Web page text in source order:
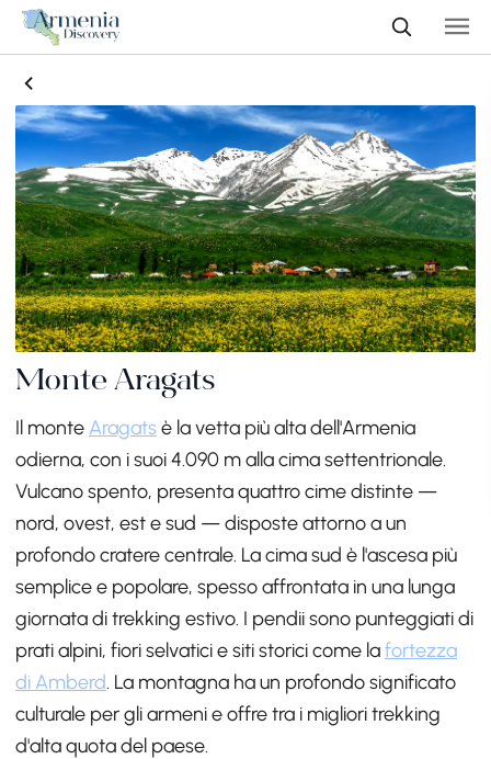
Monte Aragats
Il monte Aragats è la vetta più alta dell'Armenia
odierna, con i suoi 4.090 m alla cima settentrionale.
Vulcano spento, presenta quattro cime distinte —
nord, ovest, est e sud — disposte attorno a un
profondo cratere centrale. La cima sud è l'ascesa più
semplice e popolare, spesso affrontata in una lunga
giornata di trekking estivo. I pendii sono punteggiati di
prati alpini, fiori selvatici e siti storici come lafortezza
di Amberd. La montagna ha un profondo significato
culturale per gli armeni e offre tra i migliori trekking
d'alta quota del paese.